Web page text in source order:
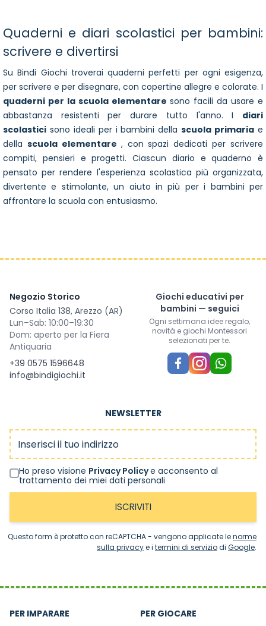
Quaderni e diari scolastici per bambini:
scrivere e divertirsi
Su Bindi Giochi troverai quaderni perfetti per ogni esigenza,
per scrivere e per disegnare, con copertine allegre e colorate. I
quaderni per la scuola elementare sono facili da usare e
abbastanza resistenti per durare tutto l'anno. I diari
scolastici sono ideali per i bambini dellascuola primaria e
della scuola elementare , con spazi dedicati per scrivere
compiti, pensieri e progetti. Ciascun diario e quaderno è
pensato per rendere l'esperienza scolastica più organizzata,
divertente e stimolante, un aiuto in più per i bambini per
affrontare la scuola con entusiasmo.
Negozio Storico
Corso Italia 138, Arezzo (AR)
Lun–Sab: 10:00–19:30
Dom: aperto per la Fiera
Antiquaria
+39 0575 1596648
info@bindigiochi.it
Giochi educativi per
bambini — seguici
Ogni settimana idee regalo,
novità e giochi Montessori
selezionati per te.
NEWSLETTER
Indirizzo email
Ho preso visione Privacy Policye acconsento al
trattamento dei miei dati personali
ISCRIVITI
Questo form è protetto con reCAPTCHA - vengono applicate lenorme
sulla privacye i termini di serviziodi Google.
PER IMPARARE
PER GIOCARE